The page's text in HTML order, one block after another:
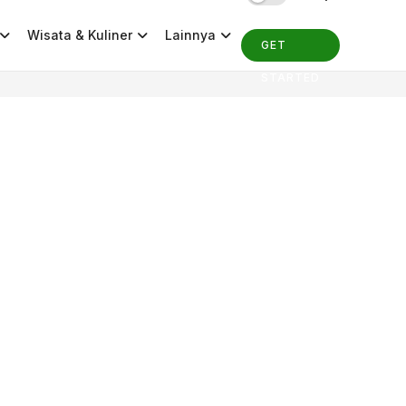
Wisata & Kuliner Lainnya
GET